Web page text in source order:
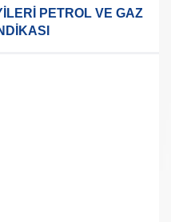
PETROL VE GAZ